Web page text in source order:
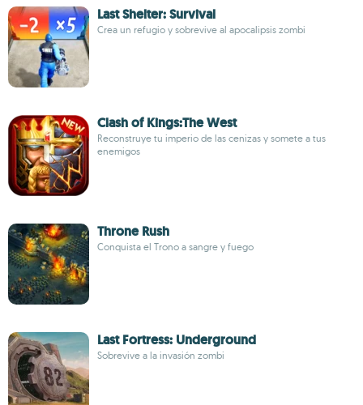
Last Shelter: Survival
Crea un refugio y sobrevive al apocalipsis zombi
Clash of Kings:The West
Reconstruye tu imperio de las cenizas y somete a tus
enemigos
Throne Rush
Conquista el Trono a sangre y fuego
Last Fortress: Underground
Sobrevive a la invasión zombi